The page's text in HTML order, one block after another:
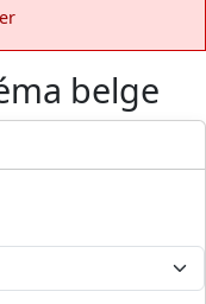
belge